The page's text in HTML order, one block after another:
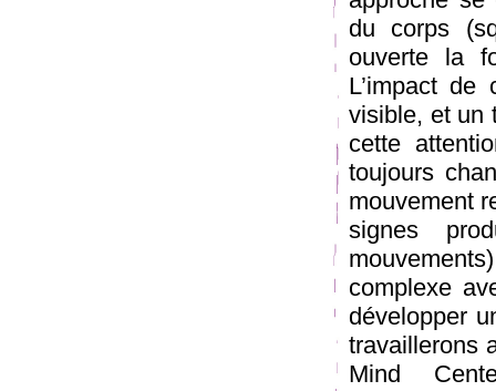
du corps
ouverte la
L’impact de
visible, et un
cette
toujours
mouvement
signes
complexe
développer
travaillerons
Mind